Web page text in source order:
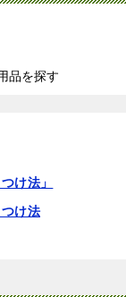
品を探す
け法」
け法